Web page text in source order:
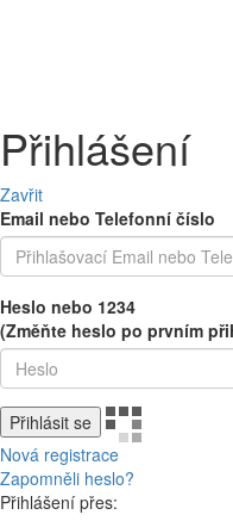
Přihlášení
Zavřit
Email nebo Telefonní číslo
Heslo nebo 1234
(Změňte heslo po prvním
Přihlásit se
Nová registrace
Zapomněli heslo?
Přihlášení přes: